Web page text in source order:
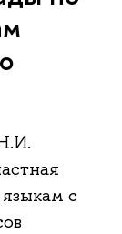
с